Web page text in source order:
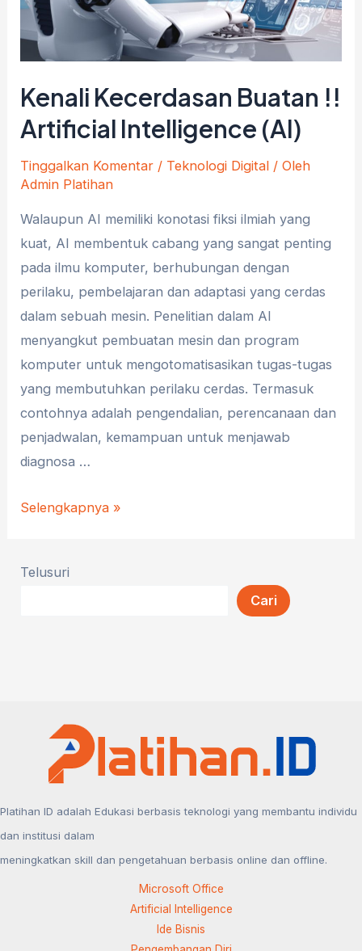
Kenali Kecerdasan Buatan !!
Artificial Intelligence (AI)
Tinggalkan Komentar / Teknologi Digital / Oleh
Admin Platihan
Walaupun AI memiliki konotasi fiksi ilmiah yang
kuat, AI membentuk cabang yang sangat penting
pada ilmu komputer, berhubungan dengan
perilaku, pembelajaran dan adaptasi yang cerdas
dalam sebuah mesin. Penelitian dalam AI
menyangkut pembuatan mesin dan program
komputer untuk mengotomatisasikan tugas-tugas
yang membutuhkan perilaku cerdas. Termasuk
contohnya adalah pengendalian, perencanaan dan
penjadwalan, kemampuan untuk menjawab
diagnosa …
Kenali
!!
Selengkapnya »
Telusuri
Cari
Platihan ID adalah Edukasi berbasis teknologi yang membantu individu
dan institusi dalam
meningkatkan skill dan pengetahuan berbasis online dan offline.
Microsoft Office
Artificial Intelligence
Ide Bisnis